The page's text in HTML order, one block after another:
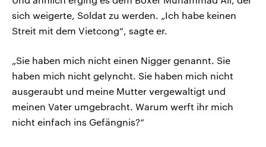
sich weigerte, Soldat zu werden. „Ich habe keinen
Streit mit dem Vietcong“, sagte er.
„Sie haben mich nicht einen Nigger genannt. Sie
haben mich nicht gelyncht. Sie haben mich nicht
ausgeraubt und meine Mutter vergewaltigt und
meinen Vater umgebracht. Warum werft ihr mich
nicht einfach ins Gefängnis?“